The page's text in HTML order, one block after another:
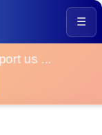
☰
us ...